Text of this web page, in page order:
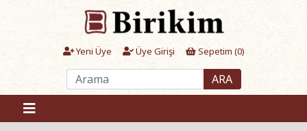
Yeni Üye Üye Girişi Sepetim (0)
ARA